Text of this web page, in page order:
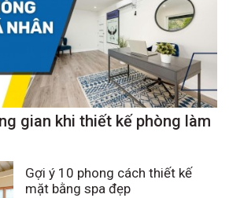
gian khi thiết kế phòng làm
Gợi ý 10 phong cách thiết kế
mặt bằng spa đẹp